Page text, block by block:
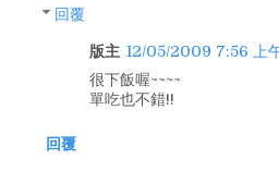
回覆
版主 12/05/2009 7:56 上
很下飯喔~~~~
單吃也不錯!!
回覆